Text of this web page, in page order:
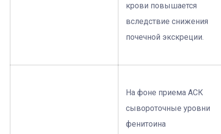
крови повышается
вследствие снижения
почечной экскреции.
На фоне приема АСК
сывороточные уровни
фенитоина